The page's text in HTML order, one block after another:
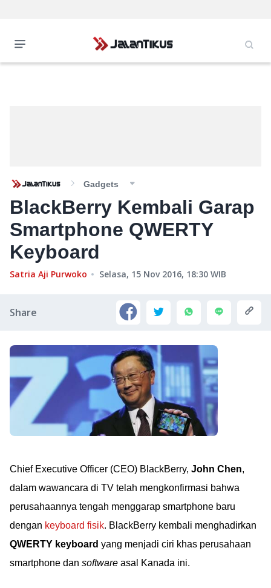
Gadgets
BlackBerry Kembali Garap
Smartphone QWERTY
Keyboard
Satria Aji Purwoko Selasa, 15 Nov 2016, 18:30 WIB
Share
Chief Executive Officer (CEO) BlackBerry, John Chen,
dalam wawancara di TV telah mengkonfirmasi bahwa
perusahaannya tengah menggarap smartphone baru
dengan keyboard fisik. BlackBerry kembali menghadirkan
QWERTY keyboard yang menjadi ciri khas perusahaan
smartphone dan software asal Kanada ini.